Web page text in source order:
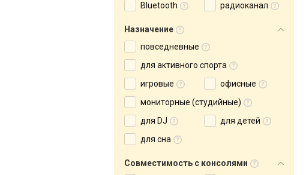
Bluetooth
радиоканал
Назначение
повседневные
для активного спорта
игровые
офисные
мониторные (студийные)
для DJ
для детей
для сна
Совместимость с консолями